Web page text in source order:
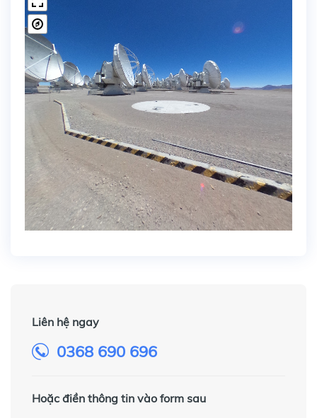
Liên hệ ngay
0368 690 696
Hoặc điền thông tin vào form sau